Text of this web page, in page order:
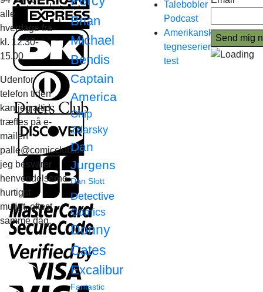
alle
hverdage fra
kl. 12.30-
15.00
Udenfor
telefon tiden
kan jeg altid
træffes på e-
mailen
palle@comicclub.dk
jeg besvarer
henvendelserne
hurtigst
muligt, oftest
samme dag.
Brian
Michael
Bendis
Captain
America
Chip
Zdarsky
Dan
Jurgens
Dan Slott
Detective
Comics
Donny
Cates
Excalibur
Fantastic
Talebobler
Podcast
Amerikanske
tegneserier
test